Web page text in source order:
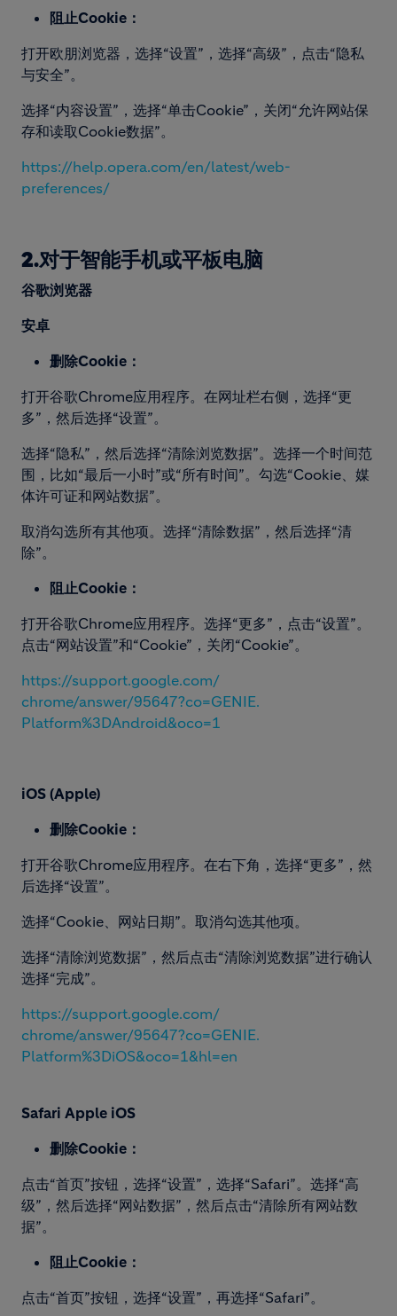
阻止Cookie：
打开欧朋浏览器，选择“设置”，选择“高级”，点击“隐私
与安全”。
选择“内容设置”，选择“单击Cookie”，关闭“允许网站保
存和读取Cookie数据”。
https://help.opera.com/en/latest/web-
preferences/
2.对于智能手机或平板电脑
谷歌浏览器
安卓
删除Cookie：
打开谷歌Chrome应用程序。在网址栏右侧，选择“更
多”，然后选择“设置”。
选择“隐私”，然后选择“清除浏览数据”。选择一个时间范
围，比如“最后一小时”或“所有时间”。勾选“Cookie、媒
体许可证和网站数据”。
取消勾选所有其他项。选择“清除数据”，然后选择“清
除”。
阻止Cookie：
打开谷歌Chrome应用程序。选择“更多”，点击“设置”。
点击“网站设置”和“Cookie”，关闭“Cookie”。
https://support.google.com/
chrome/answer/95647?co=GENIE.
Platform%3DAndroid&oco=1
iOS (Apple)
删除Cookie：
打开谷歌Chrome应用程序。在右下角，选择“更多”，然
后选择“设置”。
选择“Cookie、网站日期”。取消勾选其他项。
选择“清除浏览数据”，然后点击“清除浏览数据”进行确认
选择“完成”。
https://support.google.com/
chrome/answer/95647?co=GENIE.
Platform%3DiOS&oco=1&hl=en
Safari Apple iOS
删除Cookie：
点击“首页”按钮，选择“设置”，选择“Safari”。选择“高
级”，然后选择“网站数据”，然后点击“清除所有网站数
据”。
阻止Cookie：
点击“首页”按钮，选择“设置”，再选择“Safari”。